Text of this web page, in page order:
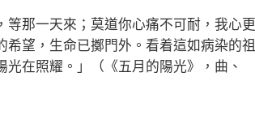
那一天來；莫道你心痛不可耐，我心更
望，生命已擲門外。看着這如病染的祖
在照耀。」（《五月的陽光》，曲、